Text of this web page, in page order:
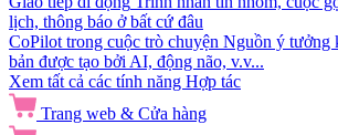
lịch, thông báo ở bất cứ đâu
CoPilot trong cuộc trò chuyện Nguồn ý tưởng
bản được tạo bởi AI, động não, v.v...
Xem tất cả các tính năng Hợp tác
Trang web & Cửa hàng